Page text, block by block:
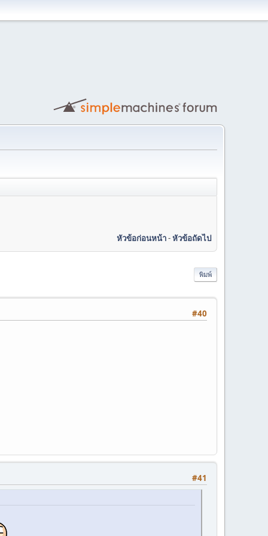
หัวข้อก่อนหน้า-หัวข้อถัดไป
พิมพ์
#40
#41